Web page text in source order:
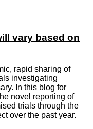
vary based on
rapid sharing of
investigating
In this blog for
novel reporting of
trials through the
over the past year.